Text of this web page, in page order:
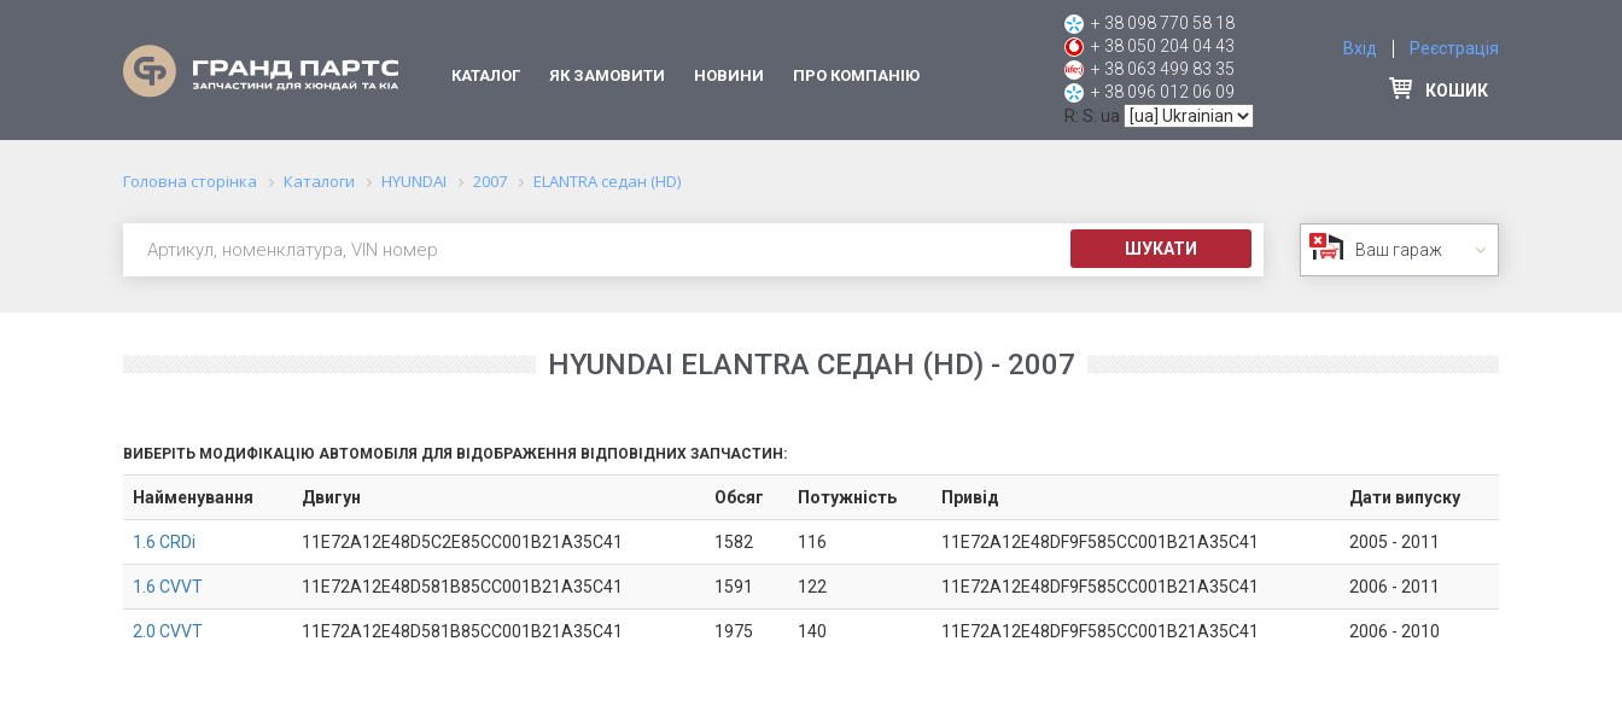
КАТАЛОГ ЯК ЗАМОВИТИ НОВИНИ ПРО КОМПАНІЮ
+ 38 098 770 58 18
+ 38 050 204 04 43
+ 38 063 499 83 35
+ 38 096 012 06 09
R: S: ua
Вхід Реєстрація
КОШИК
Головна сторінка Каталоги HYUNDAI 2007 ELANTRA седан (HD)
ШУКАТИ Ваш гараж
HYUNDAI ELANTRA СЕДАН (HD) - 2007
ВИБЕРІТЬ МОДИФІКАЦІЮ АВТОМОБІЛЯ ДЛЯ ВІДОБРАЖЕННЯ ВІДПОВІДНИХ ЗАПЧАСТИН:
Найменування Двигун Обсяг Потужність Привід Дати випуску
1.6 CRDi 11E72A12E48D5C2E85CC001B21A35C41 1582 116 11E72A12E48DF9F585CC001B21A35C41 2005 - 2011
1.6 CVVT 11E72A12E48D581B85CC001B21A35C41 1591 122 11E72A12E48DF9F585CC001B21A35C41 2006 - 2011
2.0 CVVT 11E72A12E48D581B85CC001B21A35C41 1975 140 11E72A12E48DF9F585CC001B21A35C41 2006 - 2010